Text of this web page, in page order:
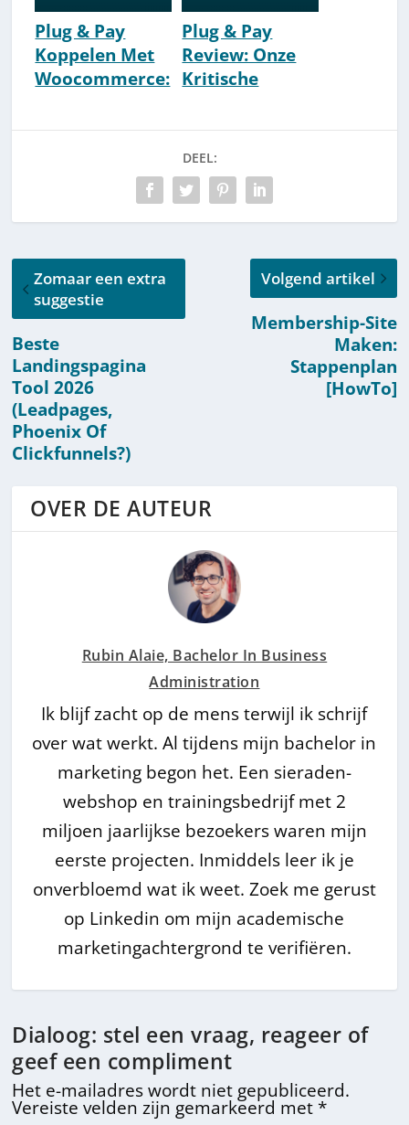
Plug & Pay
Koppelen Met
Woocommerce:
Plug & Pay
Review: Onze
Kritische
[IMU] [2026]
DEEL:
Zomaar een extra
suggestie
Beste
Landingspagina
Tool 2026
(Leadpages,
Phoenix Of
Clickfunnels?)
Volgend artikel
Membership-Site
Maken:
Stappenplan
[HowTo]
OVER DE AUTEUR
Rubin Alaie, Bachelor In Business
Administration
Ik blijf zacht op de mens terwijl ik schrijf
over wat werkt. Al tijdens mijn bachelor in
marketing begon het. Een sieraden-
webshop en trainingsbedrijf met 2
miljoen jaarlijkse bezoekers waren mijn
eerste projecten. Inmiddels leer ik je
onverbloemd wat ik weet. Zoek me gerust
op Linkedin om mijn academische
marketingachtergrond te verifiëren.
Dialoog: stel een vraag, reageer of
geef een compliment
Het e-mailadres wordt niet gepubliceerd.
Vereiste velden zijn gemarkeerd met *